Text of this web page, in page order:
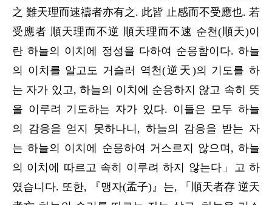
之 難天理而速禱者亦有之. 此皆 止感而不受應也. 若
受應者 順天理而不逆 順天理而不速 순천(順天)이
란 하늘의 이치에 정성을 다하여 순응함이다. 하늘
의 이치를 알고도 거슬러 역천(逆天)의 기도를 하
는 자가 있고, 하늘의 이치에 순응하지 않고 속히 뜻
을 이루려 기도하는 자가 있다. 이들은 모두 하늘
의 감응을 얻지 못하나니, 하늘의 감응을 받는 자
는 하늘의 이치에 순응하여 거스르지 않으며, 하늘
의 이치에 따르고 속히 이루려 하지 않는다」고 하
였습니다. 또한, 『맹자(孟子)』는, 「順天者存 逆天